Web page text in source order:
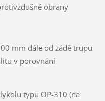
obrany
mm dále od zádě trupu
v porovnání
typu OP-310 (na